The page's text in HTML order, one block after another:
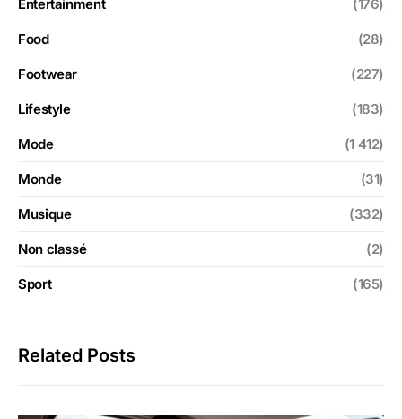
Entertainment (176)
Food (28)
Footwear (227)
Lifestyle (183)
Mode (1 412)
Monde (31)
Musique (332)
Non classé (2)
Sport (165)
Related Posts